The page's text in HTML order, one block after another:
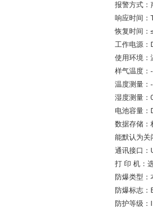
报警方式：
响应时间：
恢复时间：
工作电源：
使用环境
样气温度
温度测量
湿度测量：
电池容量：
数据存储：
能默认为关
通讯接口：
打 印 机：
防爆类型：
防爆标志：
防护等级：